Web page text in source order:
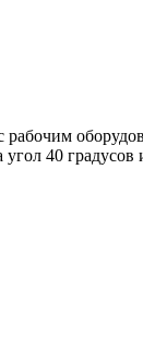
40 градусов